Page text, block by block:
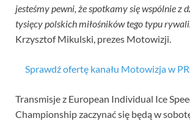
jesteśmy pewni, że spotkamy się wspólnie z
tysięcy polskich miłośników tego typu
Krzysztof Mikulski, prezes Motowizji.
Sprawdź ofertę kanału Motowizja w
Transmisje z European Individual Ice
Championship zaczynać się będą w